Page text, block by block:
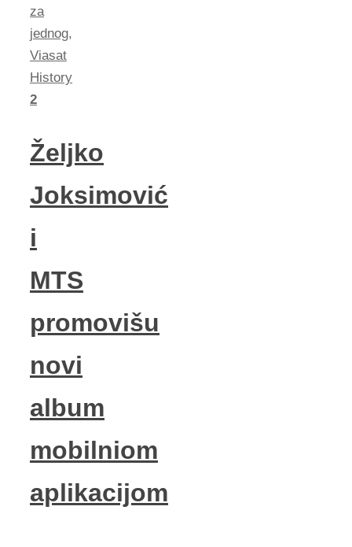
za
jednog,
Viasat
History
2
Željko
Joksimović
i
MTS
promovišu
novi
album
mobilniom
aplikacijom